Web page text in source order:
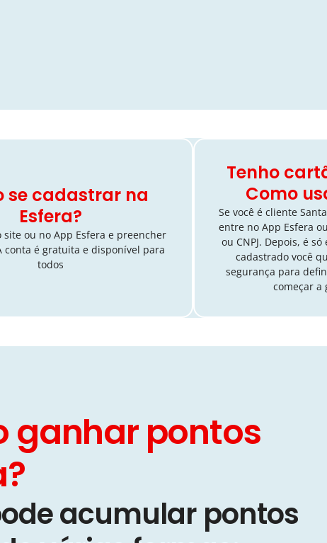
se cadastrar na
Esfera?
site ou no App Esfera e preencher
conta é gratuita e disponível para
todos
Tenho
Como
Se você é cliente
entre no App Esfera
ou CNPJ. Depois, é
cadastrado você
segurança para
começar a
ganhar pontos
acumular pontos